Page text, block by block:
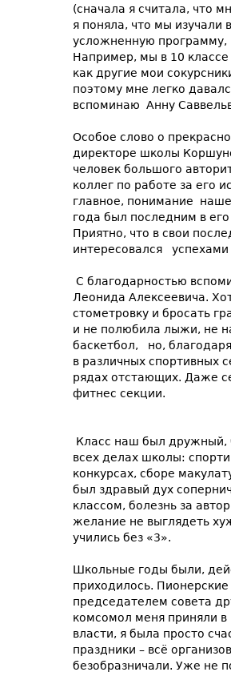
(сначала я считала, что
я поняла, что мы
усложненную
Например, мы в 10
как другие мои
поэтому мне легко
вспоминаю Анну
Особое слово о
директоре школы
человек большого
коллег по работе за его
главное, понимание
года был последним в
Приятно, что в свои
интересовался успехами
С благодарностью
Леонида Алексеевича.
стометровку и бросать
и не полюбила лыжи, не
баскетбол, но,
в различных спортивных
рядах отстающих. Даже
фитнес секции.
Класс наш был дружный,
всех делах школы:
конкурсах, сборе
был здравый дух
классом, болезнь за
желание не выглядеть
учились без «3».
Школьные годы были,
приходилось.
председателем совета
комсомол меня приняли в
власти, я была просто
праздники – всё
безобразничали. Уже не